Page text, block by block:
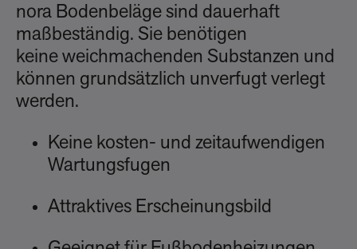
nora Bodenbeläge sind dauerhaft
maßbeständig. Sie benötigen
keine weichmachenden Substanzen und
können grundsätzlich unverfugt verlegt
werden.
Keine kosten- und zeitaufwendigen
Wartungsfugen
Attraktives Erscheinungsbild